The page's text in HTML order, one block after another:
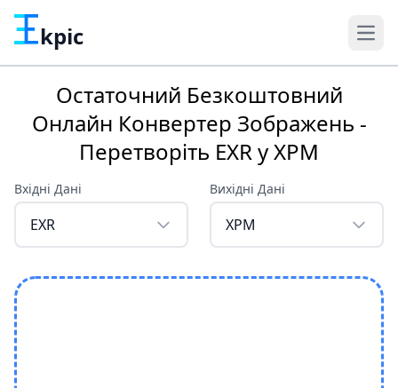
kpic
Остаточний Безкоштовний
Онлайн Конвертер Зображень -
Перетворіть EXR у XPM
Вхідні Дані
EXR
Вихідні Дані
XPM